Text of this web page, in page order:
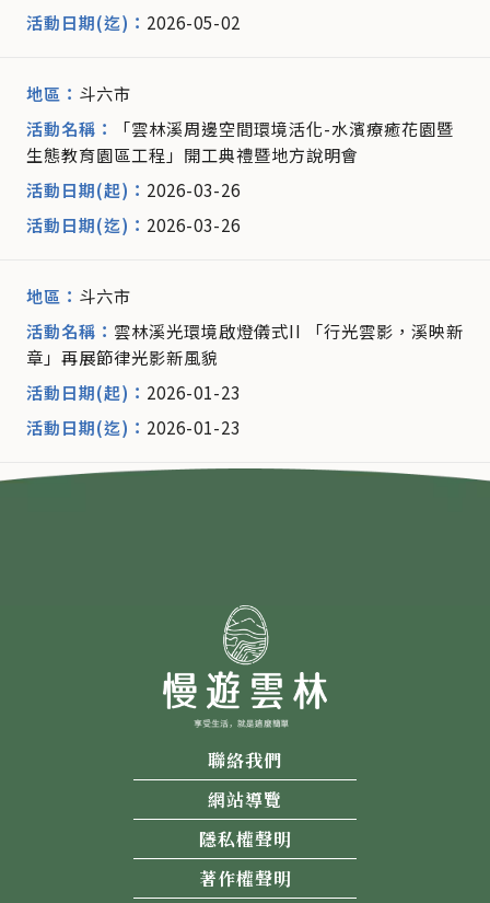
2026-05-02
斗六市
「雲林溪周邊空間環境活化-水濱療癒花園暨
生態教育園區工程」開工典禮暨地方說明會
2026-03-26
2026-03-26
斗六市
雲林溪光環境啟燈儀式II 「行光雲影，溪映新
章」再展節律光影新風貌
2026-01-23
2026-01-23
聯絡我們
網站導覽
隱私權聲明
著作權聲明